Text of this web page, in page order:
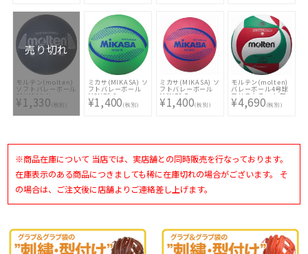
売り切れ
モルテン(molten)
ソフトバレーボール
S3Y1200-N
¥1,330(税別)
ミカサ(MIKASA) ソ
フトバレーボール
MSN78 G
¥1,400(税別)
ミカサ(MIKASA) ソ
フトバレーボール
MSN78 R
¥1,400(税別)
モルテン(molten)
バレーボール4号球
フリスタテック 軽
量バレーボール 全
日本小学生大会公式
¥4,690(税別)
※商品在庫について 当店では、実店舗との同時販売を行なっております。
在庫表示のある商品につきましても稀に在庫切れの場合がございます。 そ
の場合は、ご注文後に店舗よりご連絡差し上げます。